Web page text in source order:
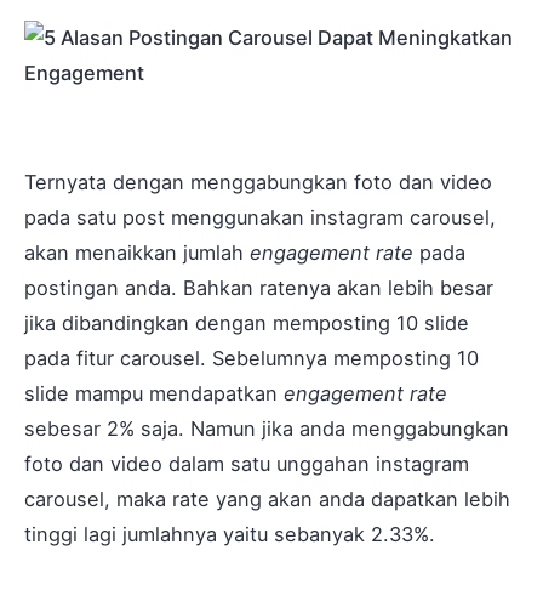
Ternyata dengan menggabungkan foto dan video
pada satu post menggunakan instagram carousel,
akan menaikkan jumlah engagement rate pada
postingan anda. Bahkan ratenya akan lebih besar
jika dibandingkan dengan memposting 10 slide
pada fitur carousel. Sebelumnya memposting 10
slide mampu mendapatkan engagement rate
sebesar 2% saja. Namun jika anda menggabungkan
foto dan video dalam satu unggahan instagram
carousel, maka rate yang akan anda dapatkan lebih
tinggi lagi jumlahnya yaitu sebanyak 2.33%.